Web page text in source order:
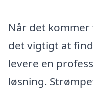
Når det
det vigtigt at
levere en
løsning.